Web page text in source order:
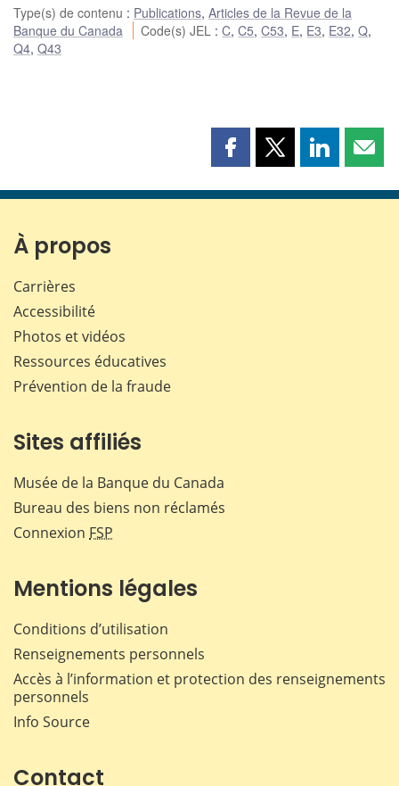
Type(s) de contenu : Publications, Articles de la Revue de la
Banque du Canada
Code(s) JEL :C,C5,C53, E, E3, E32,Q,
Q4, Q43
Partager
page
Partager
page
Partager
page page
À propos
Carrières
Accessibilité
Photos et vidéos
Ressources éducatives
Prévention de la fraude
Sites affiliés
Musée de la Banque du Canada
Bureau des biens non réclamés
Connexion FSP
Mentions légales
Conditions d’utilisation
Renseignements personnels
Accès à l’information et protection des renseignements
personnels
Info Source
Contact